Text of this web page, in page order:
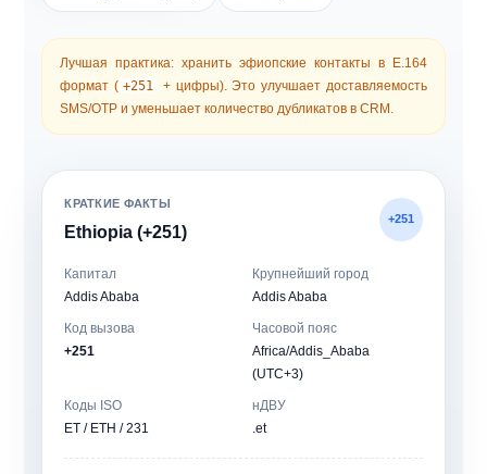
Лучшая практика: хранить эфиопские контакты в
Е.164
формат ( +251
+ цифры). Это улучшает доставляемость
SMS/OTP и уменьшает количество дубликатов в CRM.
КРАТКИЕ ФАКТЫ
Ethiopia (+251)
+251
Капитал
Addis Ababa
Крупнейший город
Addis Ababa
Код вызова
+251
Часовой пояс
Africa/Addis_Ababa
(UTC+3)
Коды ISO
ET / ETH / 231
нДВУ
.et